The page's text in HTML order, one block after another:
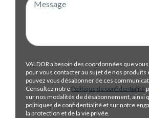
VALDOR a besoin des coordonnées que
pour vous contacter au sujet de nos produits
pouvez vous désabonner de ces
Consultez notre Politique de confidentialité
sur nos modalités de désabonnement, ainsi
politiques de confidentialité et sur notre
la protection et de la vie privée.